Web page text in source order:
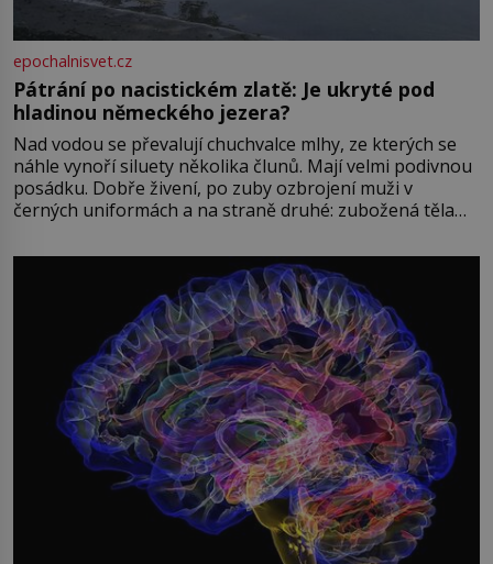
epochalnisvet.cz
Pátrání po nacistickém zlatě: Je ukryté pod
hladinou německého jezera?
Nad vodou se převalují chuchvalce mlhy, ze kterých se
náhle vynoří siluety několika člunů. Mají velmi podivnou
posádku. Dobře živení, po zuby ozbrojení muži v
černých uniformách a na straně druhé: zubožená těla
přízračná scéna znamená? Je jaro roku 1945, druhá
světová válka se chýlí ke konci. Jezero Stolpsee